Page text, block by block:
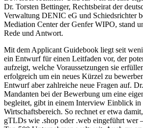
Dr. Torsten Bettinger, Rechtsbeirat der
Verwaltung DENIC eG und Schiedsrichter
Mediation Center der Genfer WIPO, stand
Rede und Antwort.
Mit dem Applicant Guidebook liegt seit
ein Entwurf für einen Leitfaden vor, der
aufzeigt, welche Voraussetzungen sie
erfolgreich um ein neues Kürzel zu
Entwurf aber zahlreiche neue Fragen auf.
Mandanten bei der Bewerbung um eine
begleitet, gibt in einem Interview Einblick in
Wirtschaftsbereich. So rechnet er etwa
gTLDs wie .shop oder .web eingeführt wer